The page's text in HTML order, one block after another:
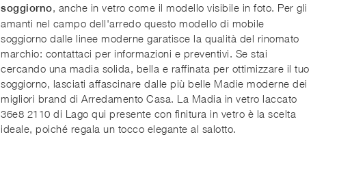
soggiorno, anche in vetro come il modello visibile in foto. Per gli
amanti nel campo dell'arredo questo modello di mobile
soggiorno dalle linee moderne garatisce la qualità del rinomato
marchio: contattaci per informazioni e preventivi. Se stai
cercando una madia solida, bella e raffinata per ottimizzare il tuo
soggiorno, lasciati affascinare dalle più belle Madie moderne dei
migliori brand di Arredamento Casa. La Madia in vetro laccato
36e8 2110 di Lago qui presente con finitura in vetro è la scelta
ideale, poiché regala un tocco elegante al salotto.